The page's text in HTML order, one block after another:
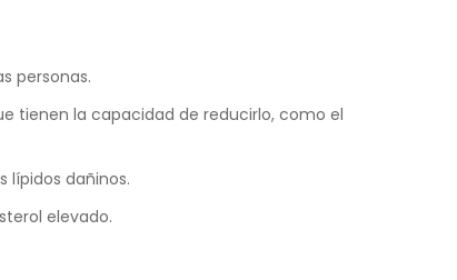
personas.
tienen la capacidad de reducirlo, como el
lípidos dañinos.
elevado.